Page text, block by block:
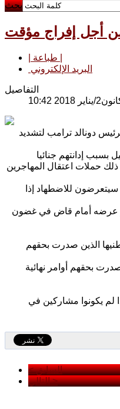
بحث
أجل إفراج مؤقت
البريد الإلكتروني
التفاصيل
دونالد ترامب لتشديد
للاضطهاد إذا
أو عرضه أمام قاض في غضون
الذين صدرت بحقهم
إلى المحكمة إلى أن سلطات الهجرة اعتقلت منذ يونيو حزيران قرابة 300 عراقي صدرت بحقهم أوامر نهائية
لم يكونوا مشاركين في
< السابق
التالي >